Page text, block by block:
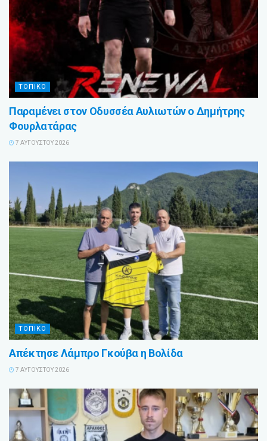
ΤΟΠΙΚΟ
Παραμένει στον Οδυσσέα Αυλιωτών ο Δημήτρης
Φουρλατάρας
7 ΑΥΓΟΎΣΤΟΥ 2026
ΤΟΠΙΚΟ
Απέκτησε Λάμπρο Γκούβα η Βολίδα
7 ΑΥΓΟΎΣΤΟΥ 2026